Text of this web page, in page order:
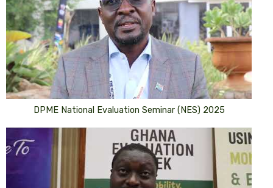
DPME National Evaluation Seminar (NES) 2025